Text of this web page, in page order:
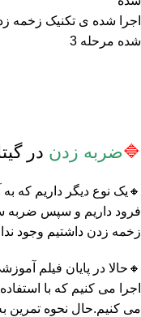
شده مرحله 3
🔷ضربه زدن در
🔸یک نوع دیگر داریم که
فرود داریم و سپس ضربه
زخمه زدن داشتیم وجود
🔸حالا در پایان فیلم
اجرا می کنیم که با
می کنیم.حال نحوه